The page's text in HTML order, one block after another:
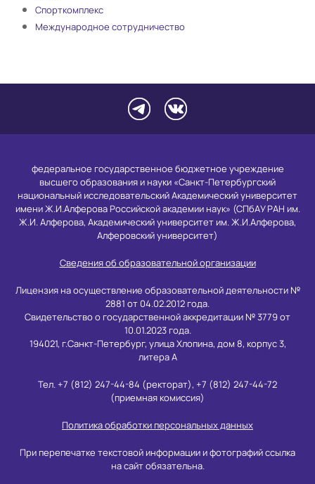
Спорткомплекс
Международное сотрудничество
федеральное государственное бюджетное учреждение
высшего образования и науки «Санкт-Петербургский
национальный исследовательский Академический университет
имени Ж.И.Алферова Российской академии наук» (СПбАУ РАН им.
Ж.И. Алферова, Академический университет им. Ж.И.Алферова,
Алферовский университет)
Сведения об образовательной организации
Лицензия на осуществление образовательной деятельности №
2881 от 04.02.2012 года.
Свидетельство о государственной аккредитации № 3779 от
10.01.2023 года.
194021, г.Санкт-Петербург, улица Хлопина, дом 8, корпус 3,
литера А
Тел. +7 (812) 247-44-84 (ректорат), +7 (812) 247-44-72
(приемная комиссия)
Политика обработки персональных данных
При перепечатке текстовой информации и фотографий ссылка
на сайт обязательна.